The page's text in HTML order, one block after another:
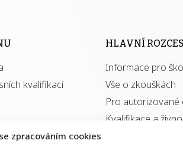
zpracováním cookies
kvalifikací
HLAVNÍ
Informace pro
Vše o zkouškách
Pro autorizované
Kvalifikace a